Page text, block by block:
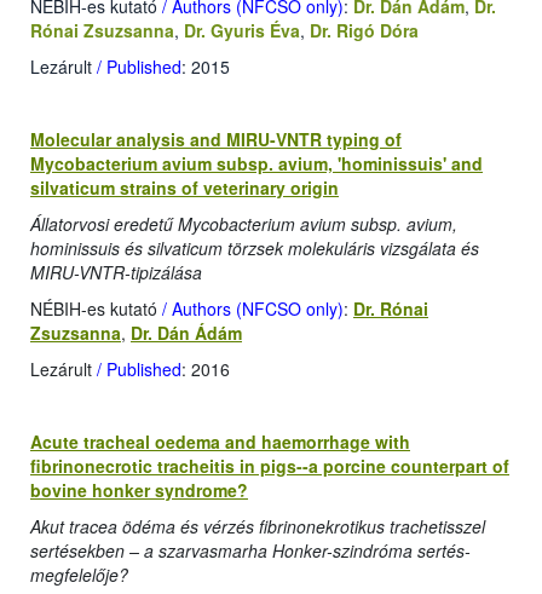
NÉBIH-es kutató / Authors (NFCSO only): Dr. Dán Ádám, Dr.
Rónai Zsuzsanna, Dr. Gyuris Éva, Dr. Rigó Dóra
Lezárult / Published: 2015
Molecular analysis and MIRU-VNTR typing of
Mycobacterium avium subsp. avium, 'hominissuis' and
silvaticum strains of veterinary origin
Állatorvosi eredetű Mycobacterium avium subsp. avium,
hominissuis és silvaticum törzsek molekuláris vizsgálata és
MIRU-VNTR-tipizálása
NÉBIH-es kutató / Authors (NFCSO only): Dr. Rónai
Zsuzsanna, Dr. Dán Ádám
Lezárult / Published: 2016
Acute tracheal oedema and haemorrhage with
fibrinonecrotic tracheitis in pigs--a porcine counterpart of
bovine honker syndrome?
Akut tracea ödéma és vérzés fibrinonekrotikus trachetisszel
sertésekben – a szarvasmarha Honker-szindróma sertés-
megfelelője?